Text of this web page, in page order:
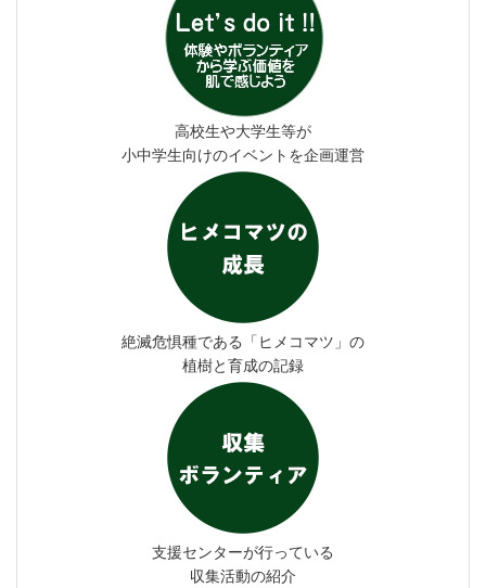
高校生や大学生等が
小中学生向けのイベントを企画運営
絶滅危惧種である「ヒメコマツ」の
植樹と育成の記録
支援センターが行っている
収集活動の紹介